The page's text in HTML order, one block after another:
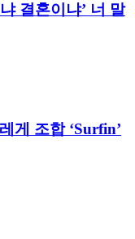
결혼이냐’ 너 말
게 조합 ‘Surfin’